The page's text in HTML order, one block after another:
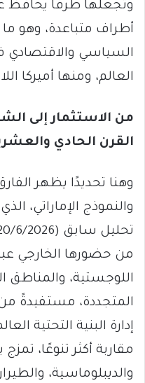
وتجعلها طرفًا يحافظ
أطراف متباعدة، وهو
السياسي
العالم، ومنها أميركا
من الاستثمار إلى
القرن الحادي
وهنا تحديدًا يظهر
والنموذج الإماراتي،
من حضورها الخارجي
اللوجستية، والمناطق
المتجددة، مستفيدةً
إدارة البنية التحتية
مقاربة أكثر تنوعًا،
والديبلوماسية،